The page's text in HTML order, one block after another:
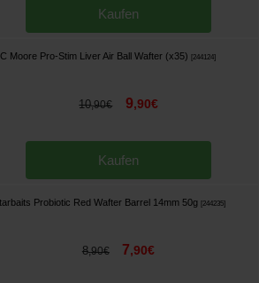
Kaufen
Moore Pro-Stim Liver Air Ball Wafter (x35) [244124]
10,90€ 9,90€
Kaufen
Probiotic Red Wafter Barrel 14mm 50g [244235]
8,90€ 7,90€